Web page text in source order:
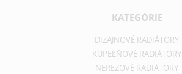
KATEGÓRIE
DIZAJNOVÉ RADIÁTORY
KÚPEĽŇOVÉ RADIÁTORY
NEREZOVÉ RADIÁTORY